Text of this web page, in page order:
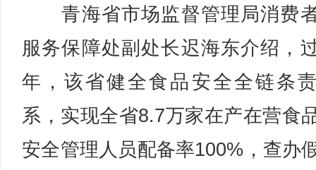
青海省市场监督管理局消费
服务保障处副处长迟海东介绍，
年，该省健全食品安全全链条
系，实现全省8.7万家在产在营食
安全管理人员配备率100%，查办